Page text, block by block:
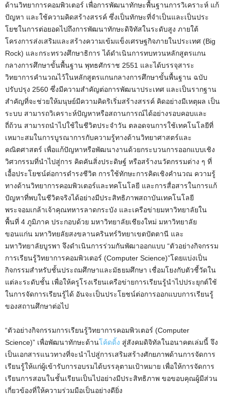
ด้านวิทยาการคอมพิวเตอร์ เพื่อการพัฒนาทักษะพื้นฐานการวิเคราะห์ แก้
ปัญหา และใช้ความคิดสร้างสรรค์ ซึ่งเป็นทักษะที่จำเป็นและเป็นประ
โยชในการต่อยอดไปถึงการพัฒนาทักษะดิจิทัสในระดับสูง ภายใต้
โครงการส่งเสริมและสร้างความเข้มแข็งเศรษฐกิจภายในประเทศ (Big
Rock) และกระทรวงศึกษาธิการ ได้ดำเนินการทบทวนหลักสูตรแกน
กลางการศึกษาขั้นพื้นฐาน พุทธศักราช 2551 และได้บรรจุสาระ
วิทยาการคำนวณไว้ในหลักสูตรแกนกลางการศึกษาขั้นพื้นฐาน ฉบับ
ปรับปรุง 2560 ซึ่งมีความสำคัญต่อการพัฒนาประเทศ และเป็นรากฐาน
สำคัญที่จะช่วยให้มนุษย์มีความคิดริเริ่มสร้างสรรค์ คิดอย่างมีเหตุผล เป็น
ระบบ สามารถวิเคราะห์ปัญหาหรือสถานการณ์ได้อย่างรอบคอบและ
ถี่ถ้วน สามารถนำไปใช้ในชีวิตประจำวัน ตลอดจนการใช้เทคโนโลยีที่
เหมาะสมในการบูรณาการกับความรู้ทางด้านวิทยาศาสตร์และ
คณิตศาสตร์ เพื่อแก้ปัญหาหรือพัฒนางานด้วยกระบวนการออกแบบเชิง
วิศวกรรมที่นำไปสู่การ คิดคันสิ่งประดิษฐ์ หรือสร้างนวัตกรรมต่าง ๆ ที่
เอื้อประโยชน์ต่อการดำรงชีวิต การใช้ทักษะการคิดเชิงคำนวณ ความรู้
ทางด้านวิทยาการคอมพิวเตอร์และทคโนโลยี และการสื่อสารในการแก้
ปัญหาที่พบในชีวิตจริงได้อย่างมีประสิทธิภาพสถาบันเทคโนโลยี
พระจอมเกล้าเจ้าคุณทหารลาดกระบัง และเครือข่ายมหาวิทยาลัยใน
พื้นที่ 4 ภูมิภาค ประกอบด้วย มหาวิทยาลัยเชียงใหม่ มหาวิทยาลัย
ขอนแก่น มหาวิทยลัยสงขลานครินทร์วิทยาเขตปัตตานี และ
มหาวิทยาลัยบูรพา จึงดำเนินการร่วมกันพัฒาออกแบบ “ตัวอย่างกิจกรรม
การเรียนรู้วิทยาการคอมพิวเตอร์ (Computer Science)”โดยแบ่งเป็น
กิจกรรมสำหรับชั้นประถมศึกษาและมัธยมศึกษา เชื่อมโยงกับตัวชี้วัดใน
แต่ละระดับชั้น เพื่อให้ครูโรงเรียนเครือข่ายการเรียนรู้นำไปประยุกต์ใช้
ในการจัดการเรียนรู้ได้ อันจะเป็นประโยชน์ต่อการออกแบบการเรียนรู้
ของสถานศึกษาต่อไป
“ตัวอย่างกิจกรรมการเรียนรู้วิทยาการคอมพิวเตอร์ (Computer
Science)” เพื่อพัฒนาทักษะด้านโค้ดดิ้ง สู่สังคมดิจิทัลในอนาคตเล่มนี้ จึง
เป็นเอกสารแนวทางที่จะนำไปสู่การเสริมสร้างศักยภาพด้านการจัดการ
เรียนรู้ให้แก่ผู้เข้ารับการอบรมได้บรรลุตามเป้าหมาย เพื่อให้การจัดการ
เรียนการสอนในชั้นเรียนเป็นไปอย่างมีประสิทธิภาพ ขอขอบคุณผู้มีส่วน
เกี่ยวข้องที่ให้ความร่วมมือเป็นอย่างดียิ่ง